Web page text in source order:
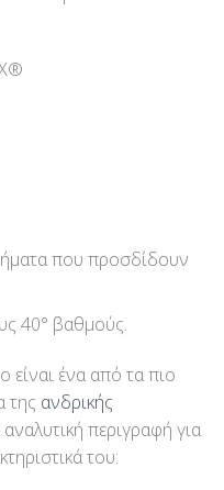
που προσδίδουν
40° βαθμούς.
ένα από τα πιο
της ανδρικής
περιγραφή για
του: